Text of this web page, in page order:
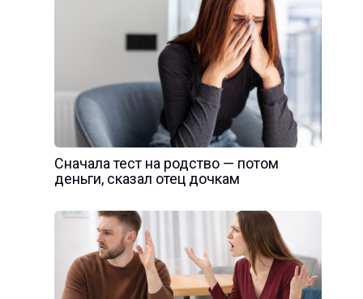
Сначала тест на родство — потом
деньги, сказал отец дочкам